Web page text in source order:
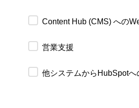
Content Hub (CMS) への
営業支援
他システムからHubSpotへ